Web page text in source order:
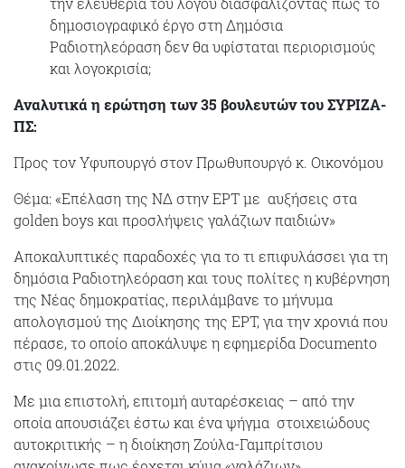
δημοσιογραφικό έργο στη Δημόσια
Ραδιοτηλεόραση δεν θα υφίσταται περιορισμούς
και λογοκρισία;
Αναλυτικά η ερώτηση των 35 βουλευτών του ΣΥΡΙΖΑ-
ΠΣ:
Προς τον Υφυπουργό στον Πρωθυπουργό κ. Οικονόμου
Θέμα: «Επέλαση της ΝΔ στην ΕΡΤ με αυξήσεις στα
golden boys και προσλήψεις γαλάζιων παιδιών»
Αποκαλυπτικές παραδοχές για το τι επιφυλάσσει για τη
δημόσια Ραδιοτηλεόραση και τους πολίτες η κυβέρνηση
της Νέας δημοκρατίας, περιλάμβανε το μήνυμα
απολογισμού της Διοίκησης της ΕΡΤ, για την χρονιά που
πέρασε, το οποίο αποκάλυψε η εφημερίδα Documento
στις 09.01.2022.
Με μια επιστολή, επιτομή αυταρέσκειας – από την
οποία απουσιάζει έστω και ένα ψήγμα στοιχειώδους
αυτοκριτικής – η διοίκηση Ζούλα-Γαμπρίτσιου